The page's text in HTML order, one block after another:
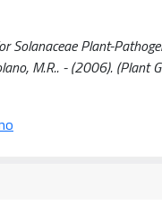
Plant-
M.R.. - (2006).